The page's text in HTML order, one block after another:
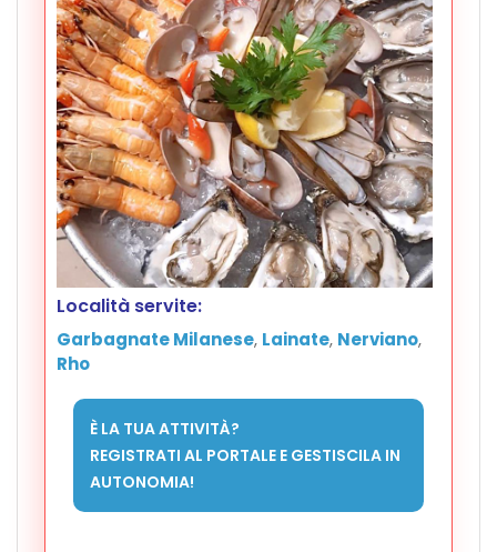
Località servite:
Garbagnate Milanese, Lainate, Nerviano,
Rho
È LA TUA ATTIVITÀ?
REGISTRATI AL PORTALE E GESTISCILA IN
AUTONOMIA!